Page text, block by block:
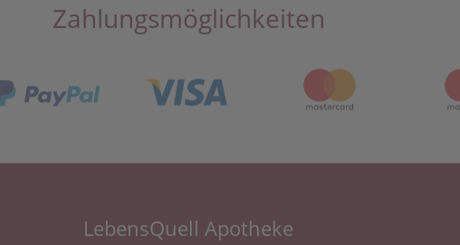
Zahlungsmöglichkeiten
LebensQuell Apotheke